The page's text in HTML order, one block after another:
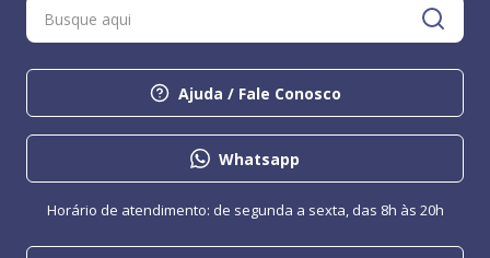
Ajuda / Fale Conosco
Whatsapp
Horário de atendimento: de segunda a sexta, das 8h às 20h